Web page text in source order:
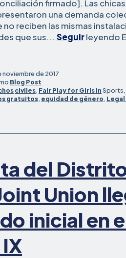
firmado]. Las
una demanda
no reciben las mismas
que sus... Seguirleyendo
noviembre de 2017
Blog Post
civiles, Fair Play for Girls inSports,
gratuitos, equidad de género,
del
Union
inicial en